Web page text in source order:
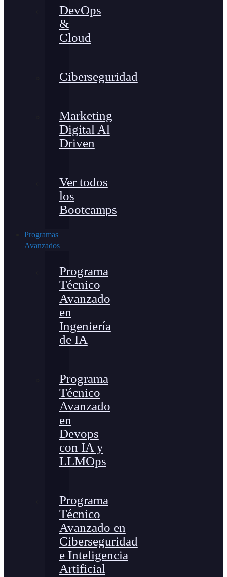
DevOps
&
Cloud
Ciberseguridad
Marketing
Digital Al
Driven
Ver todos
los
Bootcamps
Programas
Avanzados
Programa
Técnico
Avanzado
en
Ingeniería
de IA
Programa
Técnico
Avanzado
en
Devops
con IA y
LLMOps
Programa
Técnico
Avanzado en
Ciberseguridad
e Inteligencia
Artificial